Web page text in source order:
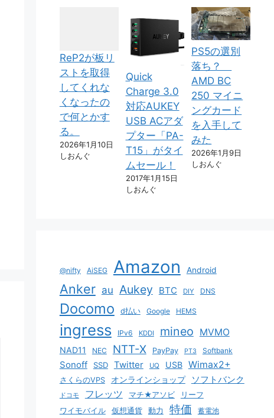
ReP2が板リ
ストを取得
してくれな
くなったの
で何とかす
る。
2026年1月10日
しおんぐ
Quick
Charge 3.0
対応AUKEY
USB ACアダ
プター「PA-
T15」がタイ
ムセール！
2017年1月15日
しおんぐ
PS5の選別
落ち？
AMD BC
250 マイニ
ングカード
を入手して
みた
2026年1月9日
しおんぐ
@nifty AiSEG Amazon Android
Anker au Aukey BTC DIY DNS
Docomo d払い Google HEMS
ingress IPv6 KDDI mineo MVMO
NAD11 NEC NTT-X PayPay PT3 Softbank
Sonoff SSD Twitter UQ USB Wimax2+
さくらのVPS オンラインショップ ソフトバンク
ドコモ フレッツ マチ★アソビ
リーフ
ワイモバイル
仮想通貨 動力 特価 蓄電池